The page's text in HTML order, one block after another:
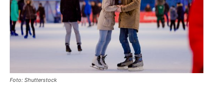
Foto: Shutterstock